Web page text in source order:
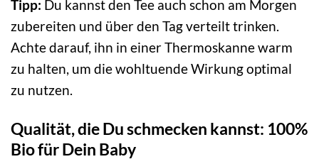
Tipp: Du kannst den Tee auch schon am Morgen
zubereiten und über den Tag verteilt trinken.
Achte darauf, ihn in einer Thermoskanne warm
zu halten, um die wohltuende Wirkung optimal
zu nutzen.
Qualität, die Du schmecken kannst: 100%
Bio für Dein Baby